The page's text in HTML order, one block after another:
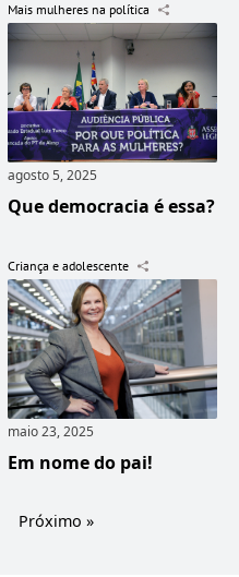
Mais mulheres na política
agosto 5, 2025
Que democracia é essa?
Criança e adolescente
maio 23, 2025
Em nome do pai!
Próximo »